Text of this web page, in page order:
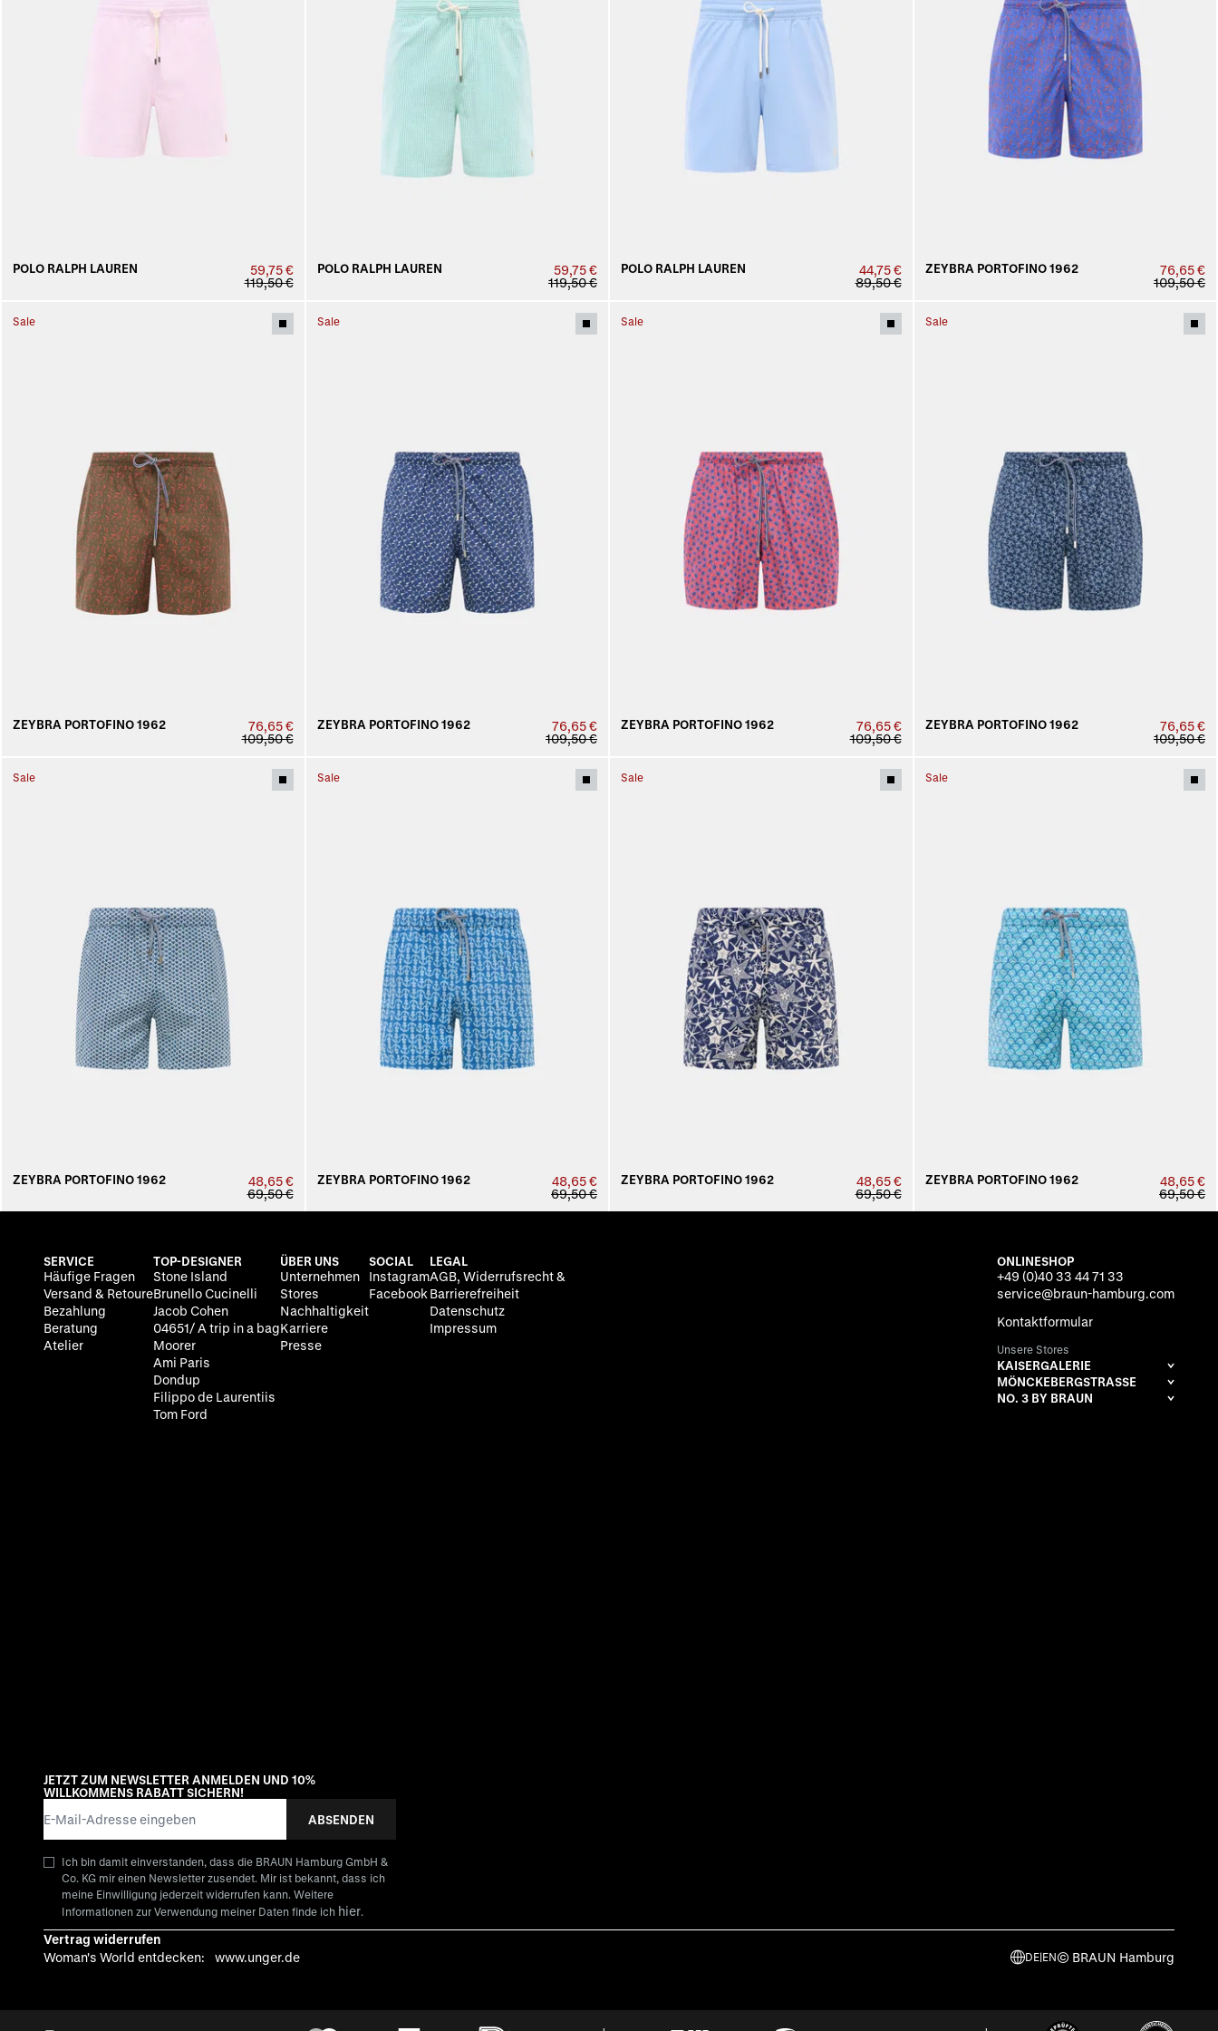
POLO RALPH LAUREN
59,75 €
119,50 €
POLO RALPH LAUREN
59,75 €
119,50 €
POLO RALPH LAUREN
44,75 €
89,50 €
ZEYBRA PORTOFINO 1962
76,65 €
109,50 €
Sale
ZEYBRA PORTOFINO 1962
76,65 €
109,50 €
Sale
ZEYBRA PORTOFINO 1962
76,65 €
109,50 €
Sale
ZEYBRA PORTOFINO 1962
76,65 €
109,50 €
Sale
ZEYBRA PORTOFINO 1962
76,65 €
109,50 €
Sale
ZEYBRA PORTOFINO 1962
48,65 €
69,50 €
Sale
ZEYBRA PORTOFINO 1962
48,65 €
69,50 €
Sale
ZEYBRA PORTOFINO 1962
48,65 €
69,50 €
Sale
ZEYBRA PORTOFINO 1962
48,65 €
69,50 €
SERVICE
Häufige Fragen
Versand & Retoure
Bezahlung
Beratung
Atelier
TOP-DESIGNER
Stone Island
Brunello Cucinelli
Jacob Cohen
04651/ A trip in a bag
Moorer
Ami Paris
Dondup
Filippo de Laurentiis
Tom Ford
ÜBER UNS
Unternehmen
Stores
Nachhaltigkeit
Karriere
Presse
SOCIAL
Instagram
Facebook
LEGAL
AGB, Widerrufsrecht &
Barrierefreiheit
Datenschutz
Impressum
ONLINESHOP
+49 (0)40 33 44 71 33
service@braun-hamburg.com
Kontaktformular
Unsere Stores
KAISERGALERIE
MÖNCKEBERGSTRASSE
NO. 3 BY BRAUN
JETZT ZUM NEWSLETTER ANMELDEN UND 10%
WILLKOMMENS RABATT SICHERN!
ABSENDEN
Ich bin damit einverstanden, dass die BRAUN Hamburg GmbH &
Co. KG mir einen Newsletter zusendet. Mir ist bekannt, dass ich
meine Einwilligung jederzeit widerrufen kann. Weitere
Informationen zur Verwendung meiner Daten finde ich hier.
Vertrag widerrufen
Woman's World entdecken:
www.unger.de DE|EN© BRAUN Hamburg